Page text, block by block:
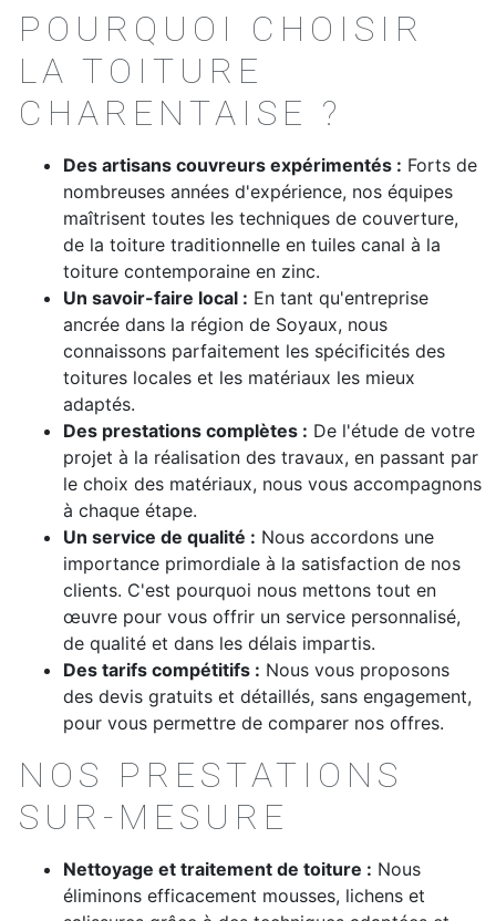
POURQUOI CHOISIR
LA TOITURE
CHARENTAISE ?
Des artisans couvreurs expérimentés : Forts de
nombreuses années d'expérience, nos équipes
maîtrisent toutes les techniques de couverture,
de la toiture traditionnelle en tuiles canal à la
toiture contemporaine en zinc.
Un savoir-faire local : En tant qu'entreprise
ancrée dans la région de Soyaux, nous
connaissons parfaitement les spécificités des
toitures locales et les matériaux les mieux
adaptés.
Des prestations complètes : De l'étude de votre
projet à la réalisation des travaux, en passant par
le choix des matériaux, nous vous accompagnons
à chaque étape.
Un service de qualité : Nous accordons une
importance primordiale à la satisfaction de nos
clients. C'est pourquoi nous mettons tout en
œuvre pour vous offrir un service personnalisé,
de qualité et dans les délais impartis.
Des tarifs compétitifs : Nous vous proposons
des devis gratuits et détaillés, sans engagement,
pour vous permettre de comparer nos offres.
NOS PRESTATIONS
SUR-MESURE
Nettoyage et traitement de toiture : Nous
éliminons efficacement mousses, lichens et